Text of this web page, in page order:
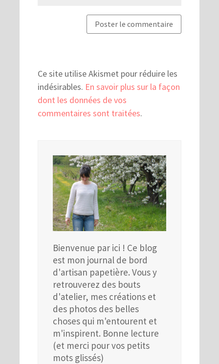
Ce site utilise Akismet pour réduire les
indésirables. En savoir plus sur la façon
dont les données de vos
commentaires sont traitées.
Bienvenue par ici ! Ce blog
est mon journal de bord
d'artisan papetière. Vous y
retrouverez des bouts
d'atelier, mes créations et
des photos des belles
choses qui m'entourent et
m'inspirent. Bonne lecture
(et merci pour vos petits
mots glissés)